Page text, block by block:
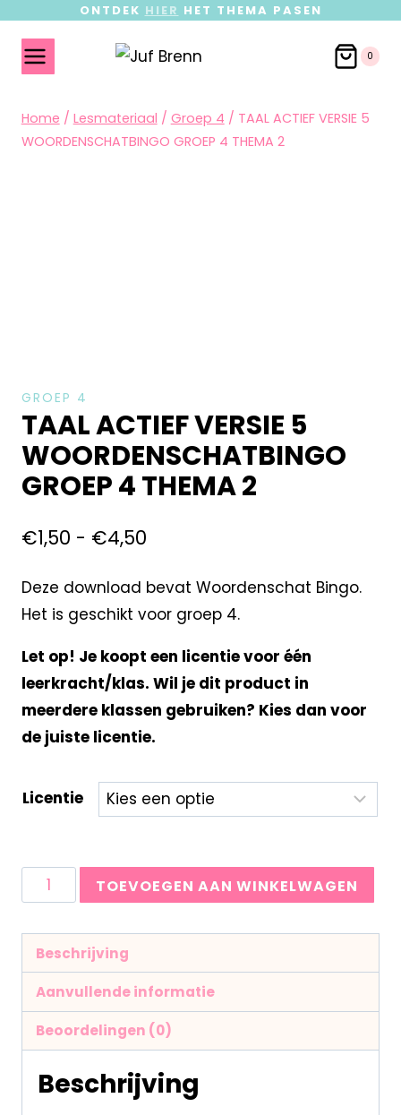
ONTDEK HIER HET THEMA PASEN
0
Home / Lesmateriaal / Groep 4 / TAAL ACTIEF VERSIE 5
WOORDENSCHATBINGO GROEP 4 THEMA 2
GROEP 4
TAAL ACTIEF VERSIE 5
WOORDENSCHATBINGO
GROEP 4 THEMA 2
€1,50 - €4,50
Deze download bevat Woordenschat Bingo.
Het is geschikt voor groep 4.
Let op! Je koopt een licentie voor één
leerkracht/klas. Wil je dit product in
meerdere klassen gebruiken? Kies dan voor
de juiste licentie.
Licentie
TOEVOEGEN AAN WINKELWAGEN
Beschrijving
Aanvullende informatie
Beoordelingen (0)
Beschrijving